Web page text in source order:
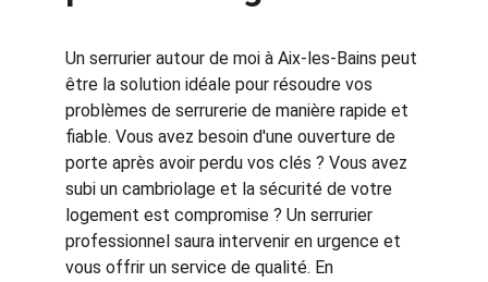
Un serrurier autour de moi à Aix-les-Bains peut
être la solution idéale pour résoudre vos
problèmes de serrurerie de manière rapide et
fiable. Vous avez besoin d'une ouverture de
porte après avoir perdu vos clés ? Vous avez
subi un cambriolage et la sécurité de votre
logement est compromise ? Un serrurier
professionnel saura intervenir en urgence et
vous offrir un service de qualité. En